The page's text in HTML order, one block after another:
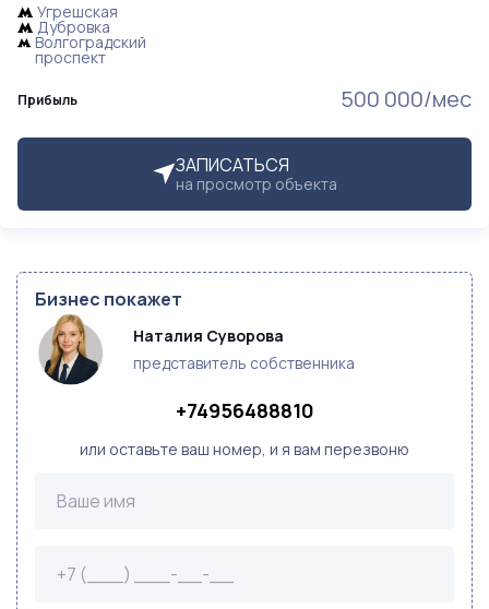
Прибыль 500 000/мес
ЗАПИСАТЬСЯ
на просмотр объекта
Угрешская
Дубровка
Волгоградский
проспект
Бизнес покажет
Наталия Суворова
представитель собственника
+74956488810
или оставьте ваш номер, и я вам перезвоню